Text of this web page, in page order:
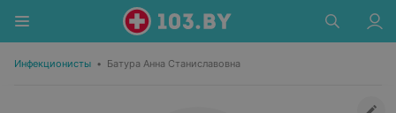
Инфекционисты • Батура Анна Станиславовна